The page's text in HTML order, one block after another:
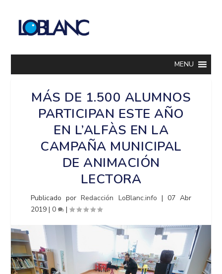
MENU
MÁS DE 1.500 ALUMNOS
PARTICIPAN ESTE AÑO
EN L’ALFÀS EN LA
CAMPAÑA MUNICIPAL
DE ANIMACIÓN
LECTORA
Publicado porRedacción LoBlanc.info | 07 Abr
2019 |0 |